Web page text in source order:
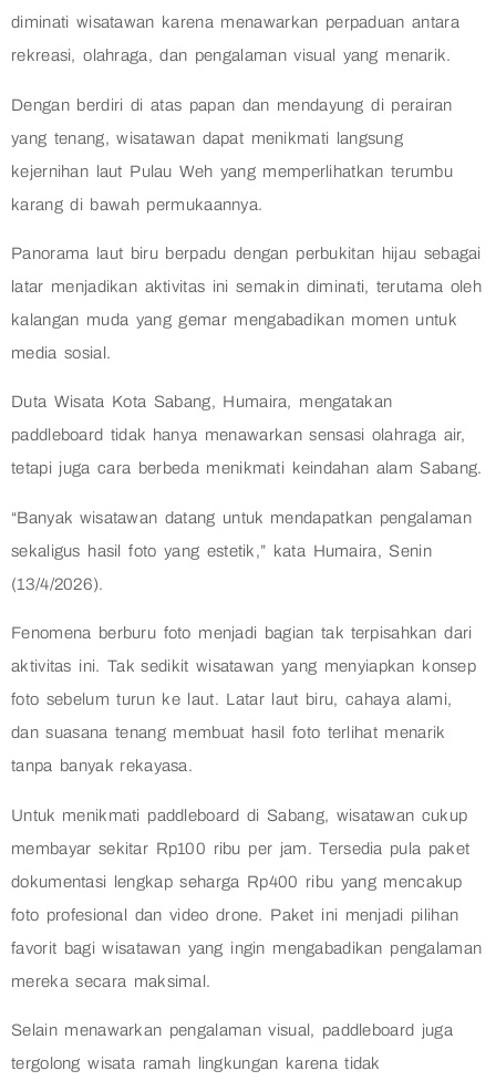
diminati wisatawan karena menawarkan perpaduan antara
rekreasi, olahraga, dan pengalaman visual yang menarik.
Dengan berdiri di atas papan dan mendayung di perairan
yang tenang, wisatawan dapat menikmati langsung
kejernihan laut Pulau Weh yang memperlihatkan terumbu
karang di bawah permukaannya.
Panorama laut biru berpadu dengan perbukitan hijau sebagai
latar menjadikan aktivitas ini semakin diminati, terutama oleh
kalangan muda yang gemar mengabadikan momen untuk
media sosial.
Duta Wisata Kota Sabang, Humaira, mengatakan
paddleboard tidak hanya menawarkan sensasi olahraga air,
tetapi juga cara berbeda menikmati keindahan alam Sabang.
“Banyak wisatawan datang untuk mendapatkan pengalaman
sekaligus hasil foto yang estetik,” kata Humaira, Senin
(13/4/2026).
Fenomena berburu foto menjadi bagian tak terpisahkan dari
aktivitas ini. Tak sedikit wisatawan yang menyiapkan konsep
foto sebelum turun ke laut. Latar laut biru, cahaya alami,
dan suasana tenang membuat hasil foto terlihat menarik
tanpa banyak rekayasa.
Untuk menikmati paddleboard di Sabang, wisatawan cukup
membayar sekitar Rp100 ribu per jam. Tersedia pula paket
dokumentasi lengkap seharga Rp400 ribu yang mencakup
foto profesional dan video drone. Paket ini menjadi pilihan
favorit bagi wisatawan yang ingin mengabadikan pengalaman
mereka secara maksimal.
Selain menawarkan pengalaman visual, paddleboard juga
tergolong wisata ramah lingkungan karena tidak